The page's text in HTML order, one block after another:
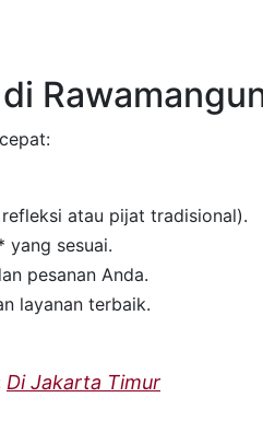
atau pijat tradisional).
sesuai.
pesanan Anda.
layanan terbaik.
Di Jakarta Timur